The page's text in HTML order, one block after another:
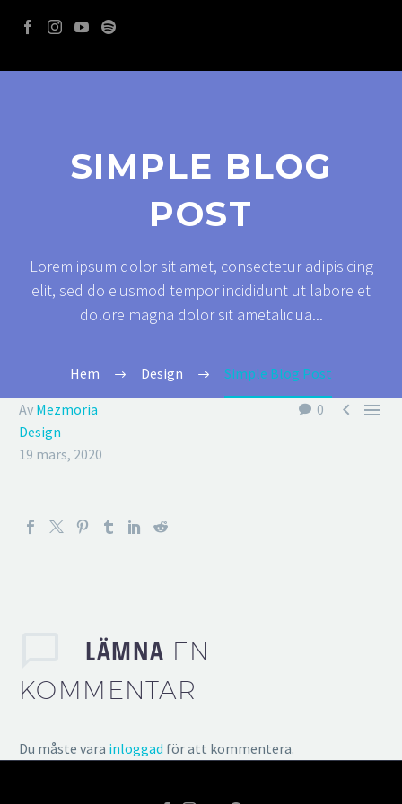
SIMPLE BLOG
POST
Lorem ipsum dolor sit amet, consectetur adipisicing
elit, sed do eiusmod tempor incididunt ut labore et
dolore magna dolor sit ametaliqua...
Hem Design
Simple Blog Post
0
 
Av Mezmoria
Design
19 mars, 2020
LÄMNA EN
KOMMENTAR
Du måste vara inloggad för att kommentera.